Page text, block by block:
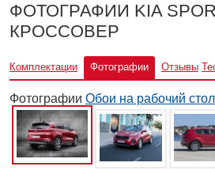
ФОТОГРАФИИ KIA
КРОССОВЕР
Комплектации Фотографии Отзывы
Фотографии Обои на рабочий стол